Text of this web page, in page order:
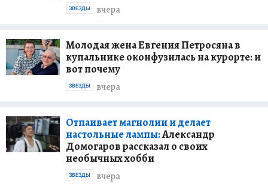
вчера
ЗВЕЗДЫ
Молодая жена Евгения Петросяна в
купальнике оконфузилась на курорте: и
вот почему
вчера
ЗВЕЗДЫ
Отпаивает магнолии и делает
настольные лампы:Александр
Домогаров рассказал о своих
необычных хобби
вчера
ЗВЕЗДЫ